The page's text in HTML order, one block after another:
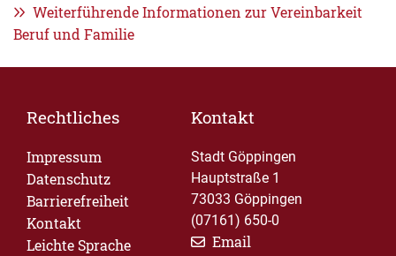
Weiterführende Informationen zur Vereinbarkeit
Beruf und Familie
Rechtliches
Impressum
Datenschutz
Barrierefreiheit
Kontakt
Leichte Sprache
Kontakt
Stadt Göppingen
Hauptstraße 1
73033 Göppingen
(07161) 650-0
Email